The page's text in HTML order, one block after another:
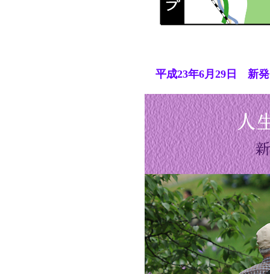
平成23年6月29日 新発